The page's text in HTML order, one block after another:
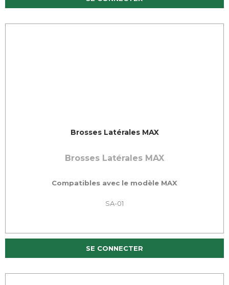
Brosses Latérales MAX
Brosses Latérales MAX
Compatibles avec le modèle MAX
SA-01
SE CONNECTER